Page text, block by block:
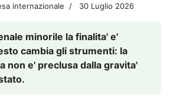
internazionale 30 Luglio 2026
minorile la finalita' e'
cambia gli strumenti: la
non e' preclusa dalla gravita'